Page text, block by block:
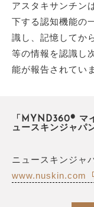
アスタキサンチン
下する認知機能の
識し、記憶してか
等の情報を認識し
能が報告されてい
「MYND360® マ
ュースキンジャパ
ニュースキンジャ
www.nuskin.com